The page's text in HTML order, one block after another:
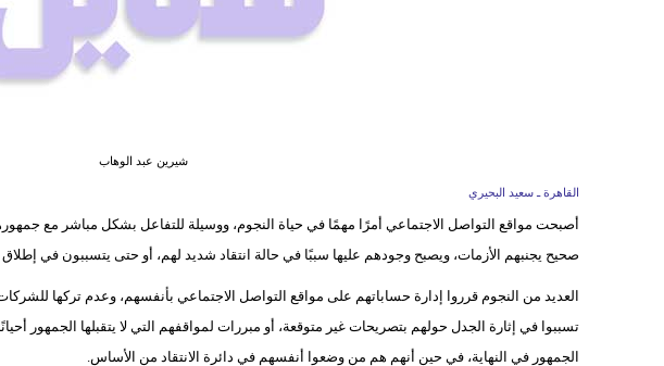
شيرين عبد الوهاب
القاهرة ـ سعيد البحيري
أصبحت مواقع التواصل الاجتماعي أمرًا مهمًا في حياة النجوم، ووسيلة للتفاعل بشكل مباشر مع
صحيح يجنبهم الأزمات، ويصبح وجودهم عليها سببًا في حالة انتقاد شديد لهم، أو حتى يتسببون في
العديد من النجوم قرروا إدارة حساباتهم على مواقع التواصل الاجتماعي بأنفسهم، وعدم تركها
تسببوا في إثارة الجدل حولهم بتصريحات غير متوقعة، أو مبررات لمواقفهم التي لا يتقبلها الجمهور
الجمهور في النهاية، في حين أنهم هم من وضعوا أنفسهم في دائرة الانتقاد من الأساس.